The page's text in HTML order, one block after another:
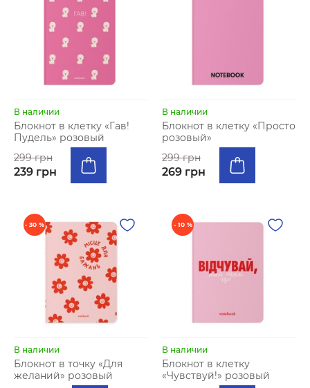
В наличии
Блокнот в клетку «Гав!
Пудель» розовый
299 грн
239 грн
В наличии
Блокнот в клетку «Просто
розовый»
299 грн
269 грн
- 30 %
В наличии
Блокнот в точку «Для
желаний» розовый
- 10 %
В наличии
Блокнот в клетку
«Чувствуй!» розовый